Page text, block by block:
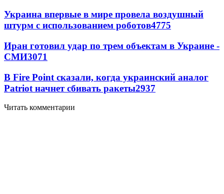
Украина впервые в мире провела воздушный
штурм с использованием роботов4775
Иран готовил удар по трем объектам в Украине -
СМИ3071
В Fire Point сказали, когда украинский аналог
Patriot начнет сбивать ракеты2937
Читать комментарии